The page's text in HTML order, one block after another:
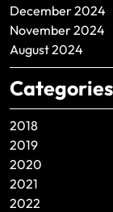
December 2024
November 2024
August 2024
Categories
2018
2019
2020
2021
2022